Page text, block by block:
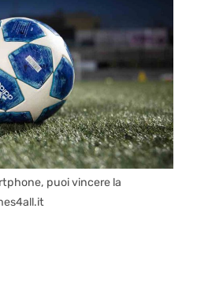
puoi vincere la